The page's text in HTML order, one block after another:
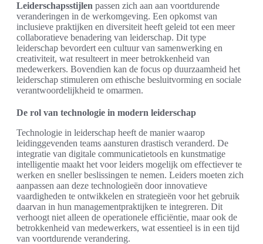
Leiderschapsstijlen passen zich aan aan voortdurende
veranderingen in de werkomgeving. Een opkomst van
inclusieve praktijken en diversiteit heeft geleid tot een meer
collaboratieve benadering van leiderschap. Dit type
leiderschap bevordert een cultuur van samenwerking en
creativiteit, wat resulteert in meer betrokkenheid van
medewerkers. Bovendien kan de focus op duurzaamheid het
leiderschap stimuleren om ethische besluitvorming en sociale
verantwoordelijkheid te omarmen.
De rol van technologie in modern leiderschap
Technologie in leiderschap heeft de manier waarop
leidinggevenden teams aansturen drastisch veranderd. De
integratie van digitale communicatietools en kunstmatige
intelligentie maakt het voor leiders mogelijk om effectiever te
werken en sneller beslissingen te nemen. Leiders moeten zich
aanpassen aan deze technologieën door innovatieve
vaardigheden te ontwikkelen en strategieën voor het gebruik
daarvan in hun managementpraktijken te integreren. Dit
verhoogt niet alleen de operationele efficiëntie, maar ook de
betrokkenheid van medewerkers, wat essentieel is in een tijd
van voortdurende verandering.